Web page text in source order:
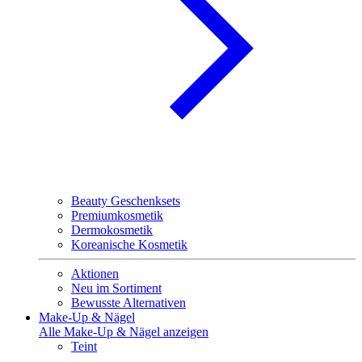
Beauty Geschenksets
Premiumkosmetik
Dermokosmetik
Koreanische Kosmetik
Aktionen
Neu im Sortiment
Bewusste Alternativen
Make-Up & Nägel
Alle Make-Up & Nägel anzeigen
Teint